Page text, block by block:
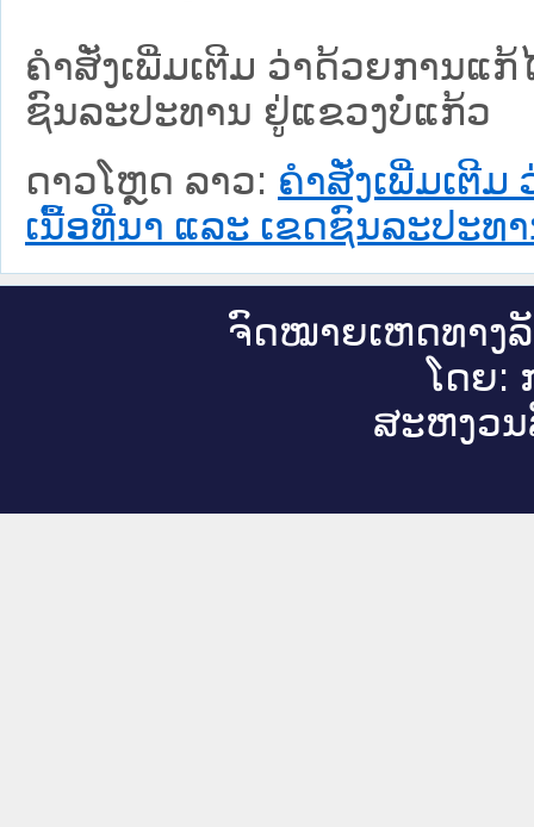
ຄຳສັ່ງເພີ່ມເຕີມ ວ່າດ້ວຍການແ
ຊົນລະປະທານ ຢູ່ແຂວງບໍ່ແກ້ວ
ດາວໂຫຼດ ລາວ: ຄຳສັ່ງເພີ່ມເຕີ
ເນື້ອທີ່ນາ ແລະ ເຂດຊົນລະປະທ
ຈົດ​ໝາຍ​ເຫດ​ທາງ​
ໂດຍ:
ສະ​ຫງວນ​